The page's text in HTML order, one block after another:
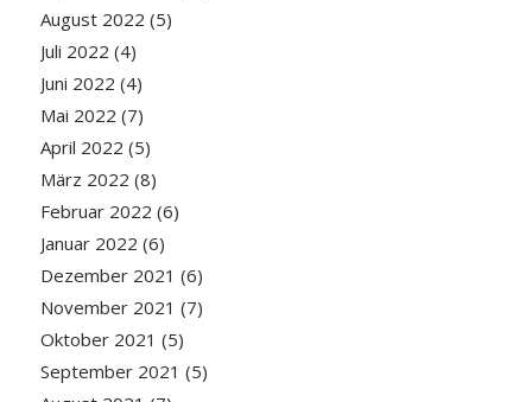
August 2022 (5)
Juli 2022 (4)
Juni 2022 (4)
Mai 2022 (7)
April 2022 (5)
März 2022 (8)
Februar 2022 (6)
Januar 2022 (6)
Dezember 2021 (6)
November 2021 (7)
Oktober 2021 (5)
September 2021 (5)